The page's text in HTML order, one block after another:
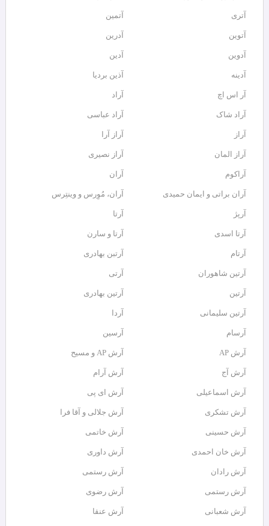
آتری آتمین
آتوین آدرین
آدوین آدین
آدینه آذین بردیا
آر اس اچ آراد
آراد شاک آراد عباسی
آراز آراز آرا
آراز المان آراز نصیری
آراکوم آران
آران براتی و ایمان حمیدی آران، مُوِرس و وینتِرس
آرپژ آرتا
آرتا اسدی آرتا و سارن
آرتام آرتبن بهادری
آرتين شاهوران آرتی
آرتین آرتین بهادری
آرتین سلیمانی آردا
آرسام آرسین
آرش AP آرش AP و مسیح
آرش آج آرش آرام
آرش اسماعیلی آرش ای پی
آرش تشکری آرش جلالی و آقا فرا
آرش حسینی آرش خاتمی
آرش خان احمدی آرش داوری
آرش رادان آرش رستمى
آرش رستمی آرش رضوی
آرش شعبانی آرش عنقا